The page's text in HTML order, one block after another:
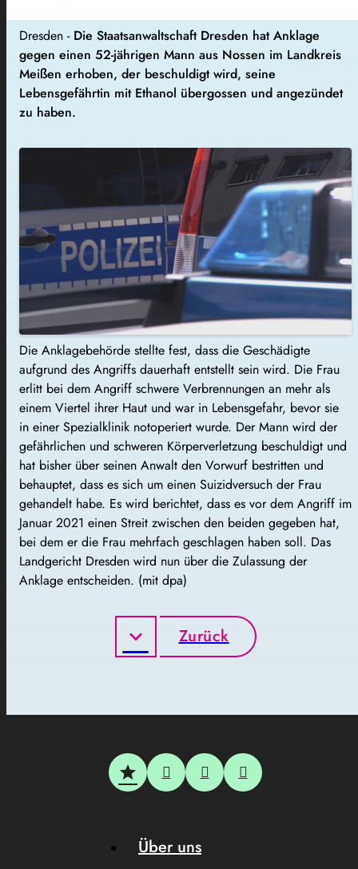
Dresden - Die Staatsanwaltschaft Dresden hat Anklage
gegen einen 52-jährigen Mann aus Nossen im Landkreis
Meißen erhoben, der beschuldigt wird, seine
Lebensgefährtin mit Ethanol übergossen und angezündet
zu haben.
Die Anklagebehörde stellte fest, dass die Geschädigte
aufgrund des Angriffs dauerhaft entstellt sein wird. Die Frau
erlitt bei dem Angriff schwere Verbrennungen an mehr als
einem Viertel ihrer Haut und war in Lebensgefahr, bevor sie
in einer Spezialklinik notoperiert wurde. Der Mann wird der
gefährlichen und schweren Körperverletzung beschuldigt und
hat bisher über seinen Anwalt den Vorwurf bestritten und
behauptet, dass es sich um einen Suizidversuch der Frau
gehandelt habe. Es wird berichtet, dass es vor dem Angriff im
Januar 2021 einen Streit zwischen den beiden gegeben hat,
bei dem er die Frau mehrfach geschlagen haben soll. Das
Landgericht Dresden wird nun über die Zulassung der
Anklage entscheiden. (mit dpa)
Zurück
Über uns